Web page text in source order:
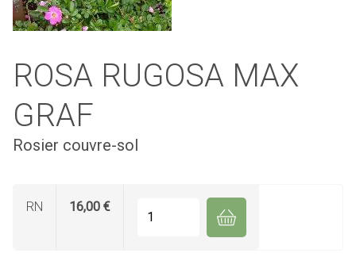
ROSA RUGOSA MAX
GRAF
Rosier couvre-sol
RN 16,00 €